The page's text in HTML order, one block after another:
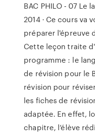
BAC PHILO - 07 Le
2014 · Ce cours va
préparer l'épreuve
Cette leçon traite
programme : le
de révision pour le
révision pour
les fiches de
adaptée. En effet,
chapitre, l’élève